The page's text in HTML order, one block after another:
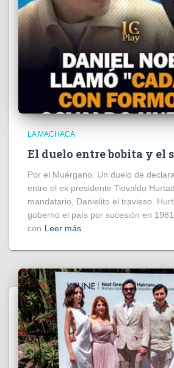
LA MACHACA
El duelo entre bobita y el
Por el Muérgano. Un duelo de
entre el ex presidente Tiovaldo
mandatario, Danielito el travieso.
gobernó el país por sucesión en
con Leer más